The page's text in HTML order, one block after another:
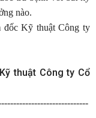
nào.
đốc Kỹ thuật Công ty
thuật Công ty Cổ